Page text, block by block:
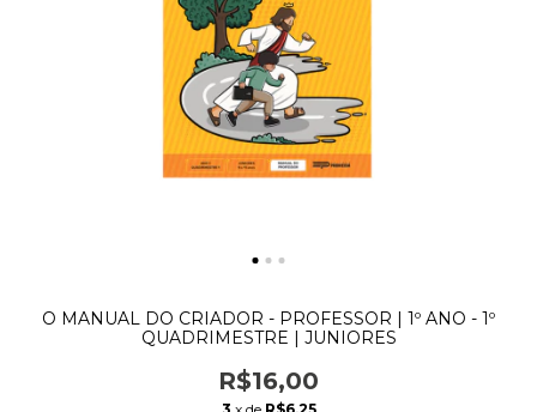
O MANUAL DO CRIADOR - PROFESSOR | 1º ANO - 1º
QUADRIMESTRE | JUNIORES
R$16,00